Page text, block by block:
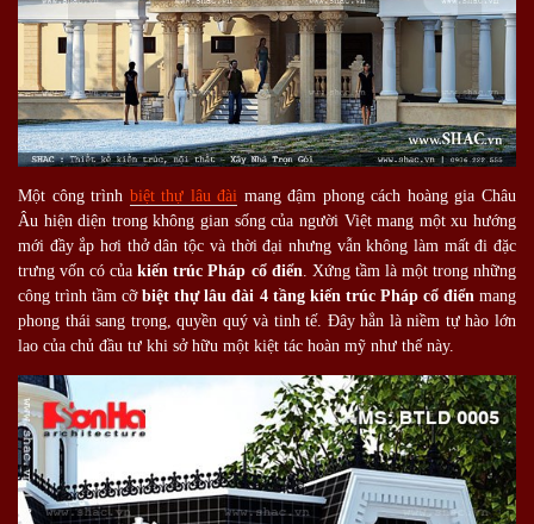
Một công trình biệt thự lâu đài mang đậm phong cách hoàng gia Châu
Âu hiện diện trong không gian sống của người Việt mang một xu hướng
mới đầy ắp hơi thở dân tộc và thời đại nhưng vẫn không làm mất đi đặc
trưng vốn có củakiến trúc Pháp cổ điển. Xứng tầm là một trong những
công trình tầm cỡbiệt thự lâu đài 4 tầng kiến trúc Pháp cổ điểnmang
phong thái sang trọng, quyền quý và tinh tế. Đây hẳn là niềm tự hào lớn
lao của chủ đầu tư khi sở hữu một kiệt tác hoàn mỹ như thế này.